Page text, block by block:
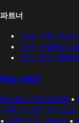
파트너
무료 시계 커스
모든 건물에서
수익 중심
대상 사용자
Roblox 크리에이터 •
건축 시각화 아티스트
• 솔로 인디 개발자 •